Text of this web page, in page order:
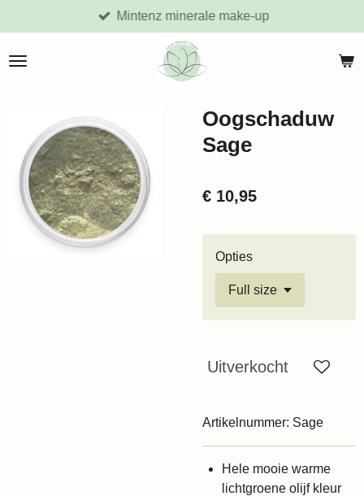
direct
naar
Mintenz minerale make-up
Oogschaduw
Sage
€ 10,95
Opties
Uitverkocht
Artikelnummer: Sage
Hele mooie warme
lichtgroene olijf kleur